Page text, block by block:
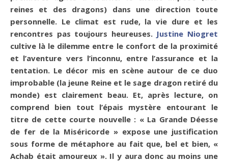
reines et des dragons) dans une direction toute
personnelle. Le climat est rude, la vie dure et les
rencontres pas toujours heureuses. Justine Niogret
cultive là le dilemme entre le confort de la proximité
et l’aventure vers l’inconnu, entre l’assurance et la
tentation. Le décor mis en scène autour de ce duo
improbable (la jeune Reine et le sage dragon retiré du
monde) est clairement beau. Et, après lecture, on
comprend bien tout l’épais mystère entourant le
titre de cette courte nouvelle : « La Grande Déesse
de fer de la Miséricorde » expose une justification
sous forme de métaphore au fait que, bel et bien, «
Achab était amoureux ». Il y aura donc au moins une